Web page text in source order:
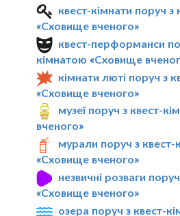
квест-кімнати поруч з
«Сховище вченого»
квест-перформанси
кімнатою «Сховище
кімнати люті поруч з
«Сховище вченого»
музеї поруч з квест-
вченого»
мурали поруч з квест-
«Сховище вченого»
незвичні розваги
«Сховище вченого»
озера поруч з квест-